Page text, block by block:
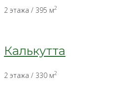
2 этажа / 395 м2
Калькутта
2 этажа / 330 м2